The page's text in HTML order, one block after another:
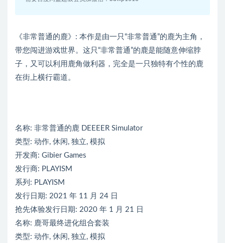
《非常普通的鹿》: 本作是由一只“非常普通”的鹿为主角，
带您闯进游戏世界。这只“非常普通”的鹿是能随意伸缩脖
子，又可以利用鹿角做利器，完全是一只独特有个性的鹿
在街上横行霸道。
名称: 非常普通的鹿 DEEEER Simulator
类型: 动作, 休闲, 独立, 模拟
开发商: Gibier Games
发行商: PLAYISM
系列: PLAYISM
发行日期: 2021 年 11 月 24 日
抢先体验发行日期: 2020 年 1 月 21 日
名称: 鹿哥最终进化组合套装
类型: 动作, 休闲, 独立, 模拟